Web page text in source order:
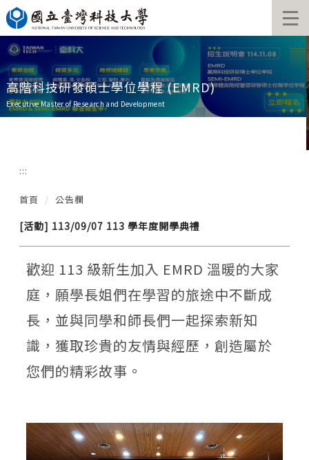
跳
到
主
要
內
容
區
高階科技研發碩士學位學程 (EMRD)
Executive Master of Research and Development
:::
首頁 公告欄
[活動] 113/09/07 113 學年度開學典禮
歡迎 113 級新生加入 EMRD 溫暖的大家
庭，願學長姐們在學習的旅途中不斷成
長，並與同學和師長們一起探索新知
識，獲取珍貴的友情與經歷，創造屬於
您們的精彩故事。